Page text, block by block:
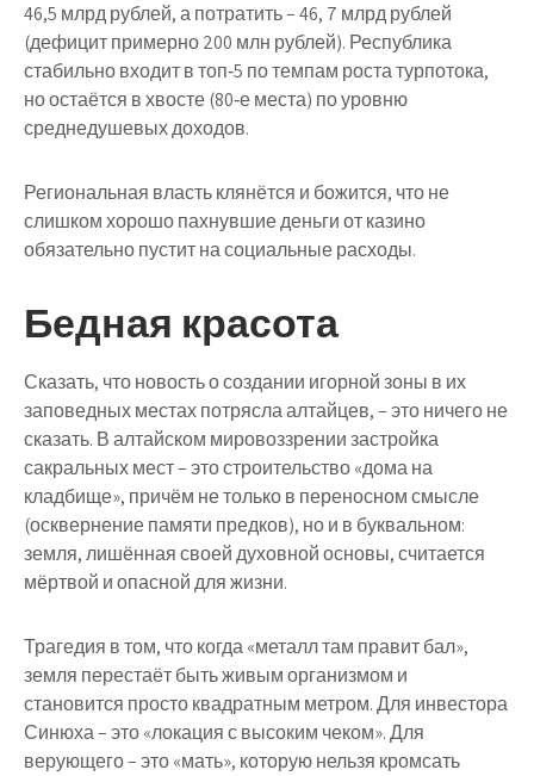
46,5 млрд рублей, а потратить – 46, 7 млрд рублей
(дефицит примерно 200 млн рублей). Республика
стабильно входит в топ‑5 по темпам роста турпотока,
но остаётся в хвосте (80‑е места) по уровню
среднедушевых доходов.
Региональная власть клянётся и божится, что не
слишком хорошо пахнувшие деньги от казино
обязательно пустит на социальные расходы.
Бедная красота
Сказать, что новость о создании игорной зоны в их
заповедных местах потрясла алтайцев, – это ничего не
сказать. В алтайском мировоззрении застройка
сакральных мест – это строительство «дома на
кладбище», причём не только в переносном смысле
(осквернение памяти предков), но и в буквальном:
земля, лишённая своей духовной основы, считается
мёртвой и опасной для жизни.
Трагедия в том, что когда «металл там правит бал»,
земля перестаёт быть живым организмом и
становится просто квадратным метром. Для инвестора
Синюха – это «локация с высоким чеком». Для
верующего – это «мать», которую нельзя кромсать